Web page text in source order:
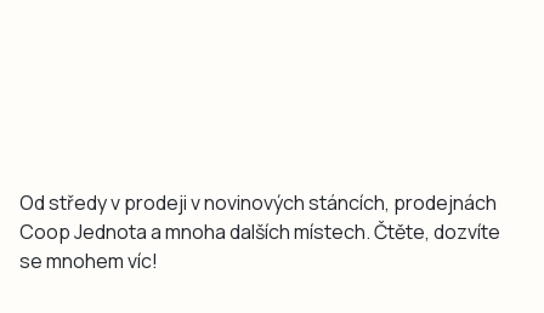
Od středy v prodeji v novinových stáncích, prodejnách
Coop Jednota a mnoha dalších místech. Čtěte, dozvíte
se mnohem víc!